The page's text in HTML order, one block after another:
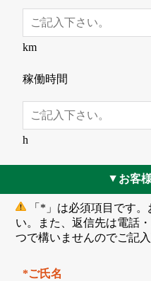
km
稼働時間
h
▲ お客
「*」は必須項目です
い。また、返信先は電話
つで構いませんのでご記入
*ご氏名